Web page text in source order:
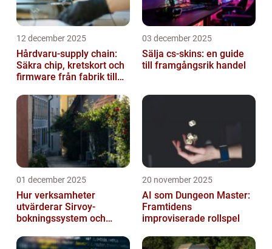
12 december 2025
Hårdvaru-supply chain:
Säkra chip, kretskort och
firmware från fabrik till
03 december 2025
Sälja cs-skins: en guide
till framgångsrik handel
01 december 2025
Hur verksamheter
utvärderar Sirvoy-
bokningssystem och
20 november 2025
AI som Dungeon Master:
Framtidens
improviserade rollspel